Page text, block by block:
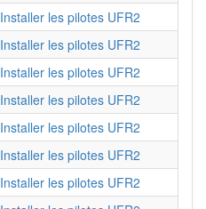
Installer les pilotes UFR2
Installer les pilotes UFR2
Installer les pilotes UFR2
Installer les pilotes UFR2
Installer les pilotes UFR2
Installer les pilotes UFR2
Installer les pilotes UFR2